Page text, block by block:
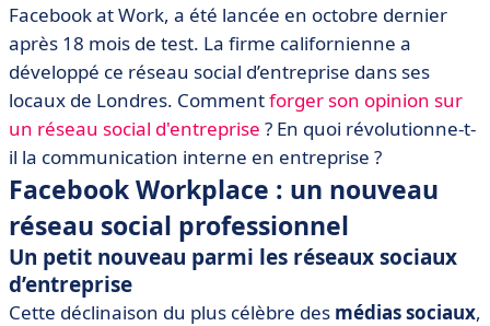
Facebook at Work, a été lancée en octobre dernier
après 18 mois de test. La firme californienne a
développé ce réseau social d’entreprise dans ses
locaux de Londres. Commentforger son opinion sur
un réseau social d'entreprise ? En quoi révolutionne-t-
il la communication interne en entreprise ?
Facebook Workplace : un nouveau
réseau social professionnel
Un petit nouveau parmi les réseaux sociaux
d’entreprise
Cette déclinaison du plus célèbre des médias sociaux,